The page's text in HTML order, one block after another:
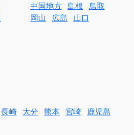
中国地方 島根 鳥取
岡山
広島 山口
長崎 大分 熊本 宮崎
鹿児島